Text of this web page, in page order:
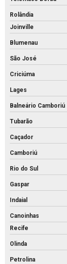
Preço de piso
Pvs artefatos de
Pvs concreto preço
Pvs concreto rs
Pvs concreto valor
Pvs concreto
Tijolo de concreto
Tijolo de concreto
Tijolo de concreto
Tijolo de concreto
Tubo de concreto
Tubo de concreto de
Tubo de concreto
Rolândia
Joinville
Blumenau
São José
Criciúma
Lages
Balneário Camboriú
Tubarão
Caçador
Camboriú
Rio do Sul
Gaspar
Indaial
Canoinhas
Recife
Olinda
Petrolina